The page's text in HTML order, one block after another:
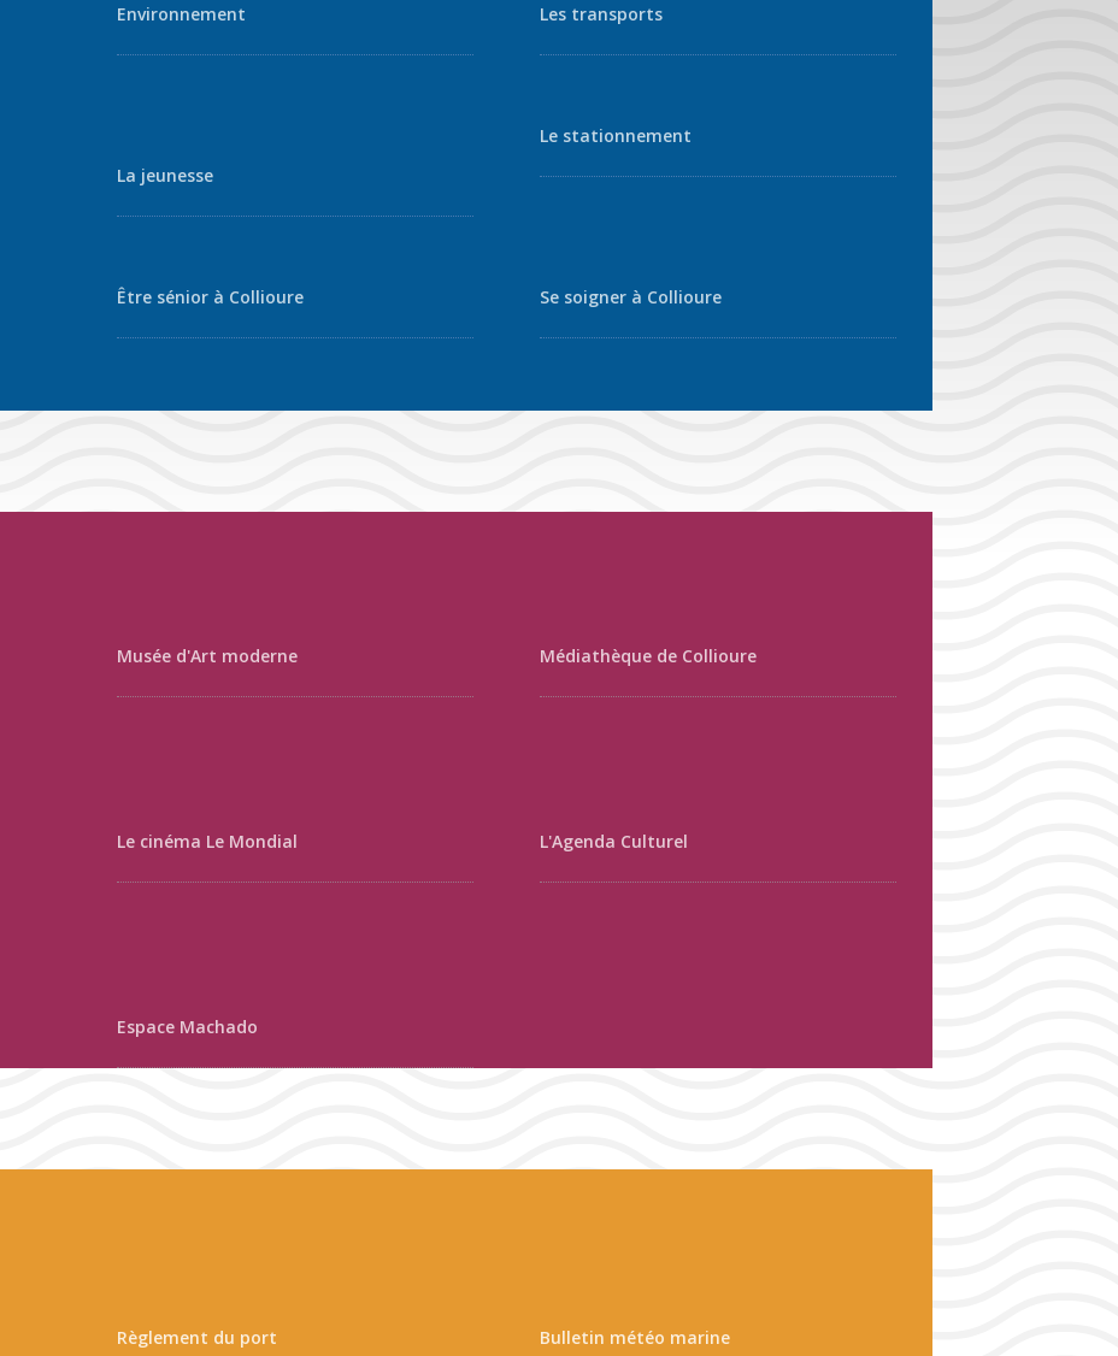
Environnement
La jeunesse
Être sénior à Collioure
Les transports
Le stationnement
Se soigner à Collioure
Musée d'Art moderne
Le cinéma Le Mondial
Espace Machado
Médiathèque de Collioure
L'Agenda Culturel
Règlement du port Bulletin météo marine